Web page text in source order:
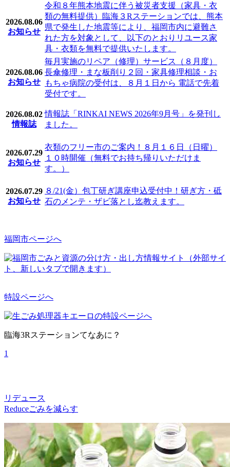
2026.08.06
お知らせ
令和８年熊本地震に伴う被災者支援（家具・衣
類の無料提供）臨海３Rステーションでは、熊本
県で発生した地震等により、福岡市内に避難さ
れた方を対象として、以下のとおりリユース家
具・衣類を無料で提供いたします。
2026.08.06
お知らせ
毎月実施のリペア（修理）サービス（８月度）
長傘修理・まな板削り２回・家具修理相談・お
もちゃ病院の受付は、８月１日から 電話で先着
受付です。
2026.08.02
情報誌
情報誌「RINKAI NEWS 2026年9月号」を発刊し
ました。
2026.07.29
お知らせ
衣類のフリー市のご案内！８月１６日（日曜）
１０時開催（無料でお持ち帰りいただけま
す。）
2026.07.29
お知らせ
８/21(金）包丁研ぎ講座申込受付中！研ぎ方・砥
石のメンテ・ザビ落とし迄教えます。
福岡市ページへ
特設ページへ
臨海3Rステーションてなあに？
1
リデュース
Reduceごみを減らす